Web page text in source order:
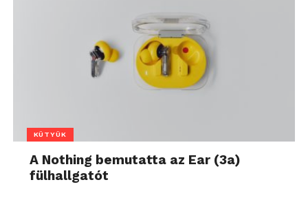
KÜTYÜK
A Nothing bemutatta az Ear (3a)
fülhallgatót